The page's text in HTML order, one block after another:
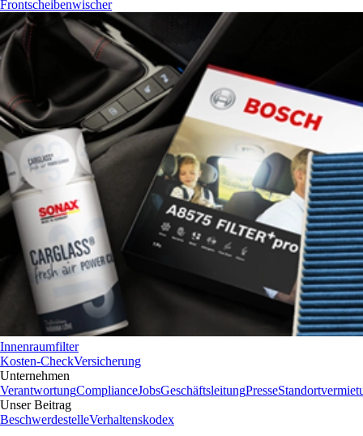
Frontscheibenwischer
Innenraumfilter
Kosten-CheckVersicherung
Unternehmen
VerantwortungComplianceJobsGeschäftsleitungPresse
Unser Beitrag
BeschwerdestelleVerhaltenskodex